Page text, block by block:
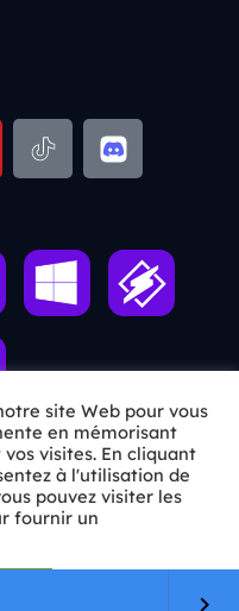
keyboard_arrow_right
site Web pour vous
en mémorisant
visites. En cliquant
à l'utilisation de
pouvez visiter les
fournir un